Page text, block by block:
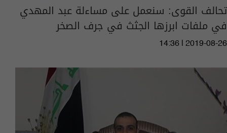
تحالف القوى: سنعمل على مساءلة عبد المهدي
في ملفات ابرزها الجثث في جرف الصخر
14:36 | 2019-08-26